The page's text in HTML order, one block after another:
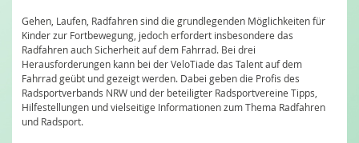
Gehen, Laufen, Radfahren sind die grundlegenden Möglichkeiten für
Kinder zur Fortbewegung, jedoch erfordert insbesondere das
Radfahren auch Sicherheit auf dem Fahrrad. Bei drei
Herausforderungen kann bei der VeloTiade das Talent auf dem
Fahrrad geübt und gezeigt werden. Dabei geben die Profis des
Radsportverbands NRW und der beteiligter Radsportvereine Tipps,
Hilfestellungen und vielseitige Informationen zum Thema Radfahren
und Radsport.